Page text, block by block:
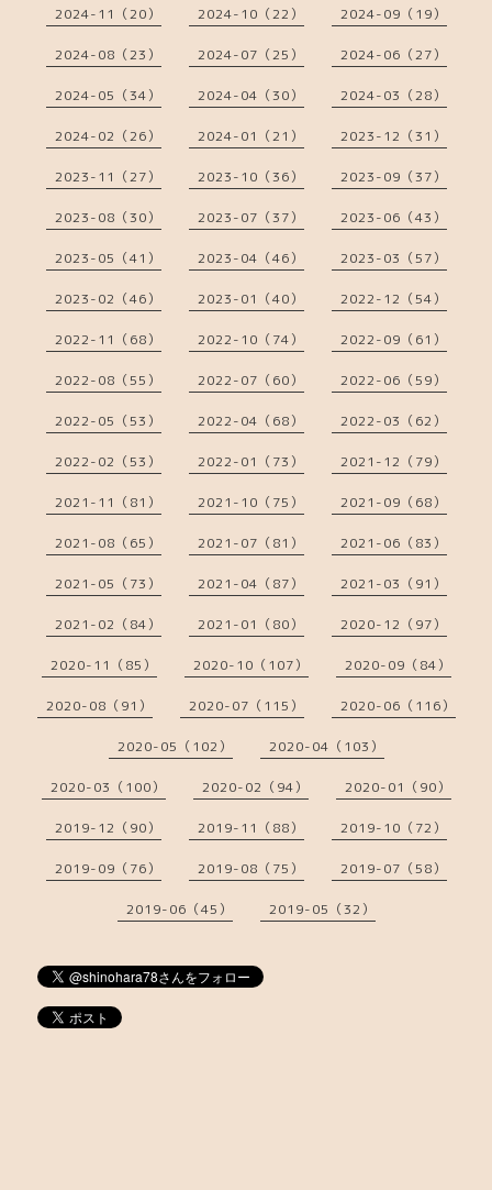
2024-11（20） 2024-10（22） 2024-09（19）
2024-08（23） 2024-07（25） 2024-06（27）
2024-05（34） 2024-04（30） 2024-03（28）
2024-02（26） 2024-01（21） 2023-12（31）
2023-11（27） 2023-10（36） 2023-09（37）
2023-08（30） 2023-07（37） 2023-06（43）
2023-05（41） 2023-04（46） 2023-03（57）
2023-02（46） 2023-01（40） 2022-12（54）
2022-11（68） 2022-10（74） 2022-09（61）
2022-08（55） 2022-07（60） 2022-06（59）
2022-05（53） 2022-04（68） 2022-03（62）
2022-02（53） 2022-01（73） 2021-12（79）
2021-11（81） 2021-10（75） 2021-09（68）
2021-08（65） 2021-07（81） 2021-06（83）
2021-05（73） 2021-04（87） 2021-03（91）
2021-02（84） 2021-01（80） 2020-12（97）
2020-11（85） 2020-10（107） 2020-09（84）
2020-08（91） 2020-07（115） 2020-06（116）
2020-05（102） 2020-04（103）
2020-03（100） 2020-02（94） 2020-01（90）
2019-12（90） 2019-11（88） 2019-10（72）
2019-09（76） 2019-08（75） 2019-07（58）
2019-06（45） 2019-05（32）